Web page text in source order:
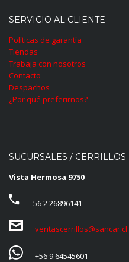
SERVICIO AL CLIENTE
Políticas de garantía
Tiendas
Trabaja con nosotros
Contacto
Despachos
¿Por qué preferirnos?
SUCURSALES / CERRILLOS
Vista Hermosa 9750
56 2 26896141
ventascerrillos@sancar.cl
+56 9 64545601